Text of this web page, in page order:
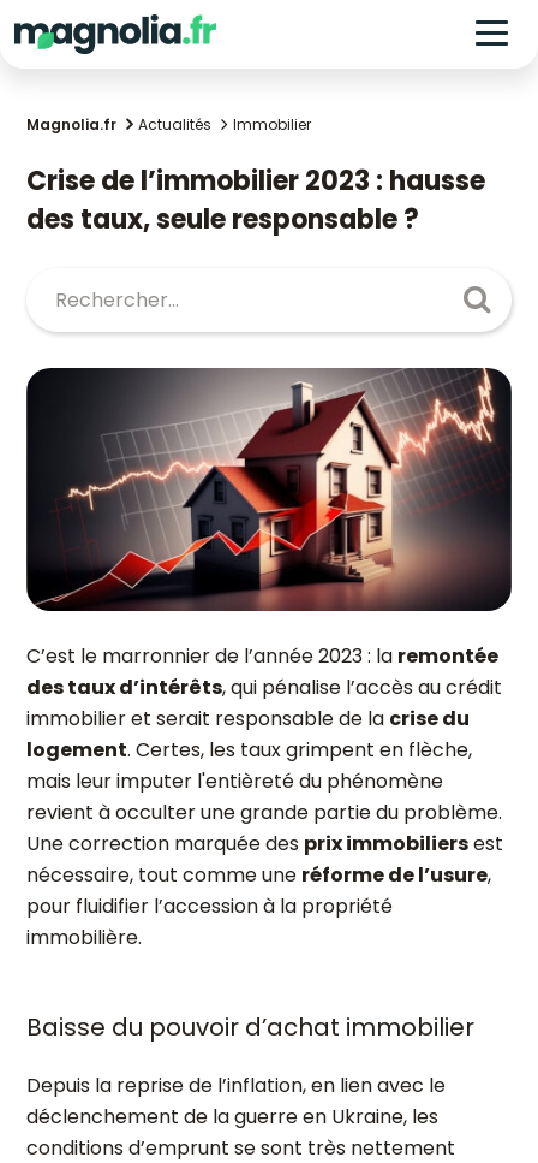
Magnolia.fr Actualités Immobilier
Crise de l’immobilier 2023 : hausse
des taux, seule responsable ?
C’est le marronnier de l’année 2023 : la remontée
des taux d’intérêts, qui pénalise l’accès au crédit
immobilier et serait responsable de la crise du
logement. Certes, les taux grimpent en flèche,
mais leur imputer l'entièreté du phénomène
revient à occulter une grande partie du problème.
Une correction marquée des prix immobiliersest
nécessaire, tout comme une réforme de l’usure,
pour fluidifier l’accession à la propriété
immobilière.
Baisse du pouvoir d’achat immobilier
Depuis la reprise de l’inflation, en lien avec le
déclenchement de la guerre en Ukraine, les
conditions d’emprunt se sont très nettement